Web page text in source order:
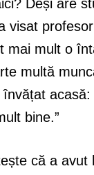
Deși are
visat
mai mult o
multă
acasă:
bine.”
că a avut